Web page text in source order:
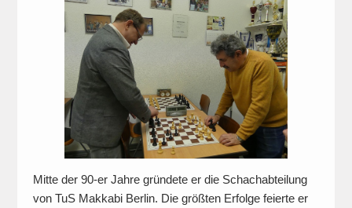
Mitte der 90-er Jahre gründete er die Schachabteilung
von TuS Makkabi Berlin. Die größten Erfolge feierte er